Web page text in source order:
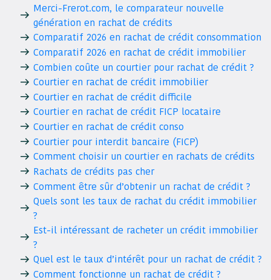
Merci-Frerot.com, le comparateur nouvelle
génération en rachat de crédits
Comparatif 2026 en rachat de crédit consommation
Comparatif 2026 en rachat de crédit immobilier
Combien coûte un courtier pour rachat de crédit ?
Courtier en rachat de crédit immobilier
Courtier en rachat de crédit difficile
Courtier en rachat de crédit FICP locataire
Courtier en rachat de crédit conso
Courtier pour interdit bancaire (FICP)
Comment choisir un courtier en rachats de crédits
Rachats de crédits pas cher
Comment être sûr d’obtenir un rachat de crédit ?
Quels sont les taux de rachat du crédit immobilier
?
Est-il intéressant de racheter un crédit immobilier
?
Quel est le taux d’intérêt pour un rachat de crédit ?
Comment fonctionne un rachat de crédit ?